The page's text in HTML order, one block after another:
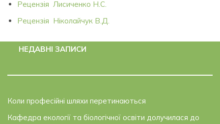
Рецензiя Лисиченко Н.С.
Рецензія Ніколайчук В.Д.
НЕДАВНІ ЗАПИСИ
Коли професійні шляхи перетинаються
Кафедра екології та біологічної освіти долучилася до